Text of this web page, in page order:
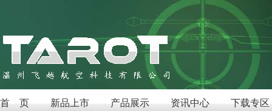
首 页 新品上市 产品展示 资讯中心 下载专区